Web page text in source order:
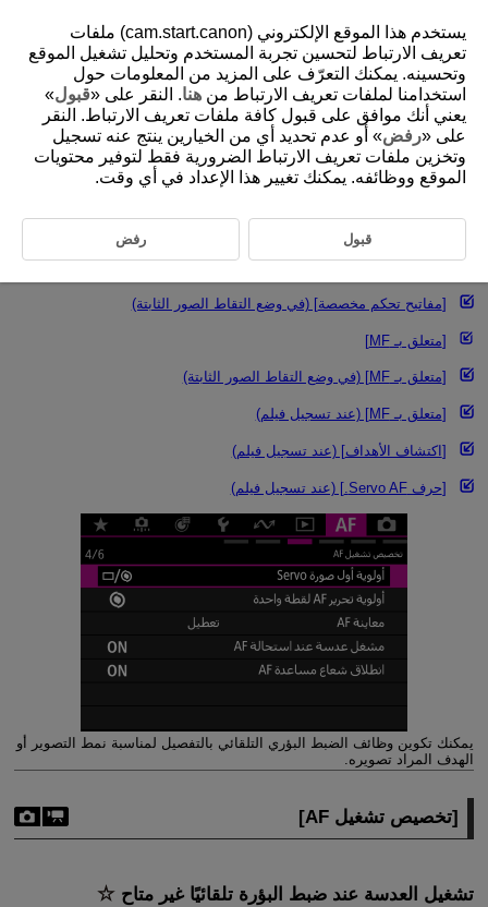
D388-137
تخصيص وظائف الضبط البؤري التلقائي
[تخصيص تشغيل AF
تخصيص تشغيل AF
[مفاتيح تحكم مخصصة] (في وضع التقاط الصور الثابتة)
[متعلق بـ MF ]
[متعلق بـ MF ] (في وضع التقاط الصور الثابتة)
[متعلق بـ MF ] (عند تسجيل فيلم)
[ اكتشاف الأهداف] (عند تسجيل فيلم)
[حرف Servo AF.‏ ] (عند تسجيل فيلم)
يمكنك تكوين وظائف الضبط البؤري التلقائي بالتفصيل لمناسبة نمط التصوير أو
الهدف المراد تصويره.
[تخصيص تشغيل AF ]
تشغيل العدسة عند ضبط البؤرة تلقائيًا غير متاح
يستخدم هذا الموقع الإلكتروني (cam.start.canon) ملفات
تعريف الارتباط لتحسين تجربة المستخدم وتحليل تشغيل الموقع
وتحسينه. يمكنك التعرّف على المزيد من المعلومات حول
استخدامنا لملفات تعريف الارتباط من هنا. النقر على «قبول»
يعني أنك موافق على قبول كافة ملفات تعريف الارتباط. النقر
على «رفض» أو عدم تحديد أي من الخيارين ينتج عنه تسجيل
وتخزين ملفات تعريف الارتباط الضرورية فقط لتوفير محتويات
الموقع ووظائفه. يمكنك تغيير هذا الإعداد في أي وقت.
قبول رفض